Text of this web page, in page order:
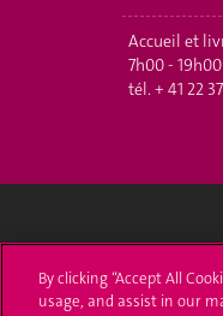
Accueil et
7h00 - 19h00
tél. + 41 22
By clicking “Accept All
usage, and assist in our